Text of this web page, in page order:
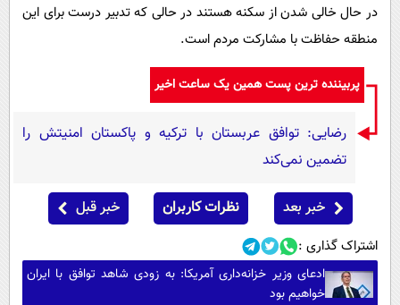
در حال خالی شدن از سکنه هستند در حالی که تدبیر درست برای این
منطقه حفاظت با مشارکت مردم است.
پربیننده ترین پست همین یک ساعت اخیر
رضایی: توافق عربستان با ترکیه و پاکستان امنیتش را
تضمین نمی‌کند
خبر بعد نظرات کاربران خبر قبل
اشتراک گذاری :
ادعای وزیر خزانه‌داری آمریکا: به زودی شاهد توافق با ایران
خواهیم بود